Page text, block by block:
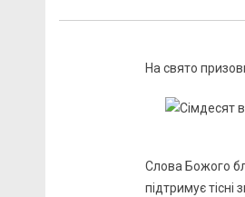
На свято
Слова Божого
підтримує